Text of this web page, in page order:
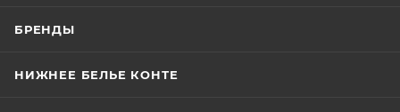
БРЕНДЫ
НИЖНЕЕ БЕЛЬЕ КОНТЕ